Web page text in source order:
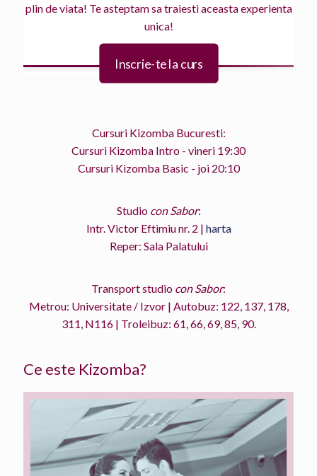
plin de viata! Te asteptam sa traiesti aceasta experienta
unica!
Inscrie-te la curs
Cursuri Kizomba Bucuresti:
Cursuri Kizomba Intro - vineri 19:30
Cursuri Kizomba Basic - joi 20:10
Studio con Sabor:
Intr. Victor Eftimiu nr. 2 | harta
Reper: Sala Palatului
Transport studio con Sabor:
Metrou: Universitate / Izvor | Autobuz: 122, 137, 178,
311, N116 | Troleibuz: 61, 66, 69, 85, 90.
Ce este Kizomba?